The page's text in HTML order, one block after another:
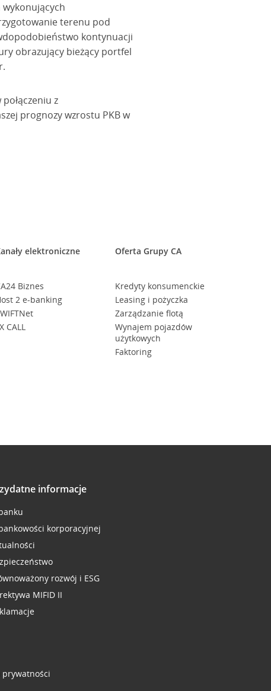
terenu pod
kontynuacji
obrazujący bieżący portfel
z
prognozy wzrostu PKB w
elektroniczne
Biznes
2 e-banking
CALL
Oferta Grupy CA
Kredyty konsumenckie
Leasing i pożyczka
Zarządzanie flotą
Wynajem pojazdów
użytkowych
Faktoring
informacje
korporacyjnej
rozwój i ESG
MIFID II
prywatności